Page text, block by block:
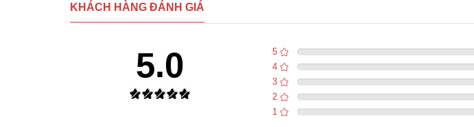
KHÁCH HÀNG ĐÁNH GIÁ
5.0 5
4
3
2
1